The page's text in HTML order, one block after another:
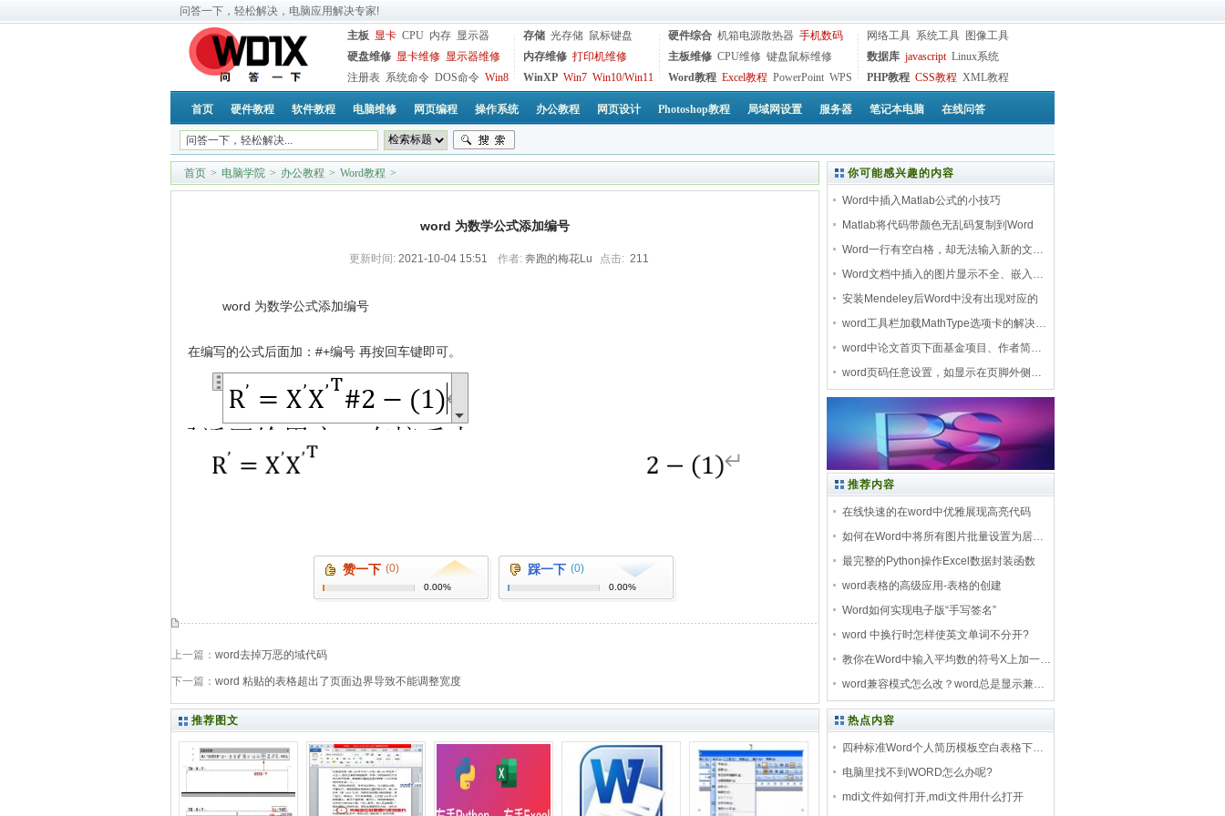
问答一下，轻松解决，电脑应用解决专家!
主板 显卡 CPU 内存 显示器
硬盘维修 显卡维修 显示器维修
注册表 系统命令 DOS命令 Win8
存储 光存储 鼠标键盘
内存维修 打印机维修
WinXP Win7 Win10/Win11
硬件综合 机箱电源散热器 手机数码
主板维修 CPU维修 键盘鼠标维修
Word教程 Excel教程 PowerPoint WPS
网络工具 系统工具 图像工具
数据库 javascript Linux系统
PHP教程 CSS教程 XML教程
首页 硬件教程 软件教程 电脑维修 网页编程 操作系统 办公教程 网页设计 Photoshop教程 局域网设置 服务器 笔记本电脑 在线问答
首页 > 电脑学院 > 办公教程 > Word教程 >
word 为数学公式添加编号
更新时间: 2021-10-04 15:51 作者: 奔跑的梅花Lu 点击: 211
word 为数学公式添加编号
在编写的公式后面加：#+编号 再按回车键即可。
赞一下 (0)
0.00%
踩一下 (0)
0.00%
上一篇： word去掉万恶的域代码
下一篇： word 粘贴的表格超出了页面边界导致不能调整宽度
推荐图文
你可能感兴趣的内容
Word中插入Matlab公式的小技巧
Matlab将代码带颜色无乱码复制到Word
Word一行有空白格，却无法输入新的文…
Word文档中插入的图片显示不全、嵌入…
安装Mendeley后Word中没有出现对应的
M…
word工具栏加载MathType选项卡的解决…
word中论文首页下面基金项目、作者简…
word页码任意设置，如显示在页脚外侧…
推荐内容
在线快速的在word中优雅展现高亮代码
如何在Word中将所有图片批量设置为居…
最完整的Python操作Excel数据封装函数
word表格的高级应用-表格的创建
Word如何实现电子版“手写签名”
word 中换行时怎样使英文单词不分开?
教你在Word中输入平均数的符号X上加一…
word兼容模式怎么改？word总是显示兼…
热点内容
四种标准Word个人简历模板空白表格下…
电脑里找不到WORD怎么办呢?
mdi文件如何打开,mdi文件用什么打开